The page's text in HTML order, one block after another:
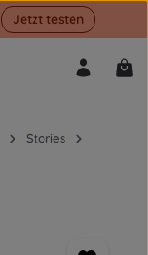
Jetzt testen
Stories